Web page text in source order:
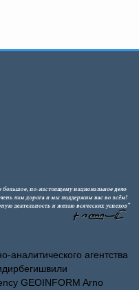
агентства
GEOINFORM Arno